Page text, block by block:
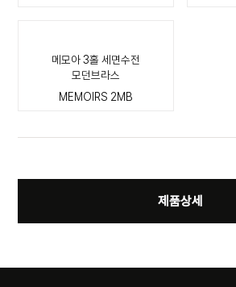
메모아 3홀 세면수전
모던브라스
MEMOIRS 2MB
제품상세